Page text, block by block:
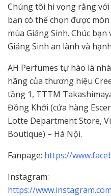
Chúng tôi hi vọng rằng
bạn có thể chọn được
mùa Giáng Sinh. Chúc
Giáng Sinh an lành và
AH Perfumes tự hào là
hãng của thương hiệu
tầng 1, TTTM
Đồng Khởi (cửa hàng
Lotte Department Store,
Boutique) – Hà Nội.
Fanpage: https://
Instagram:
https://